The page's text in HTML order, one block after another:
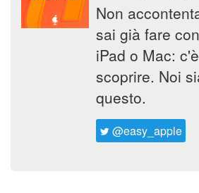
Non
sai già fare
iPad o Mac:
scoprire. Noi
questo.
@easy_apple